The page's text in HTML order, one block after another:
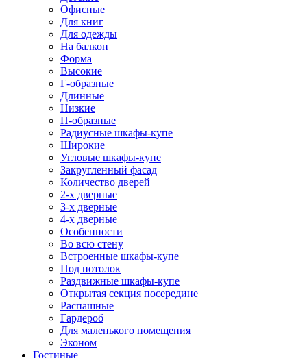
Офисные
Для книг
Для одежды
На балкон
Форма
Высокие
Г-образные
Длинные
Низкие
П-образные
Радиусные шкафы-купе
Широкие
Угловые шкафы-купе
Закругленный фасад
Количество дверей
2-х дверные
3-х дверные
4-х дверные
Особенности
Во всю стену
Встроенные шкафы-купе
Под потолок
Раздвижные шкафы-купе
Открытая секция посередине
Распашные
Гардероб
Для маленького помещения
Эконом
Гостиные